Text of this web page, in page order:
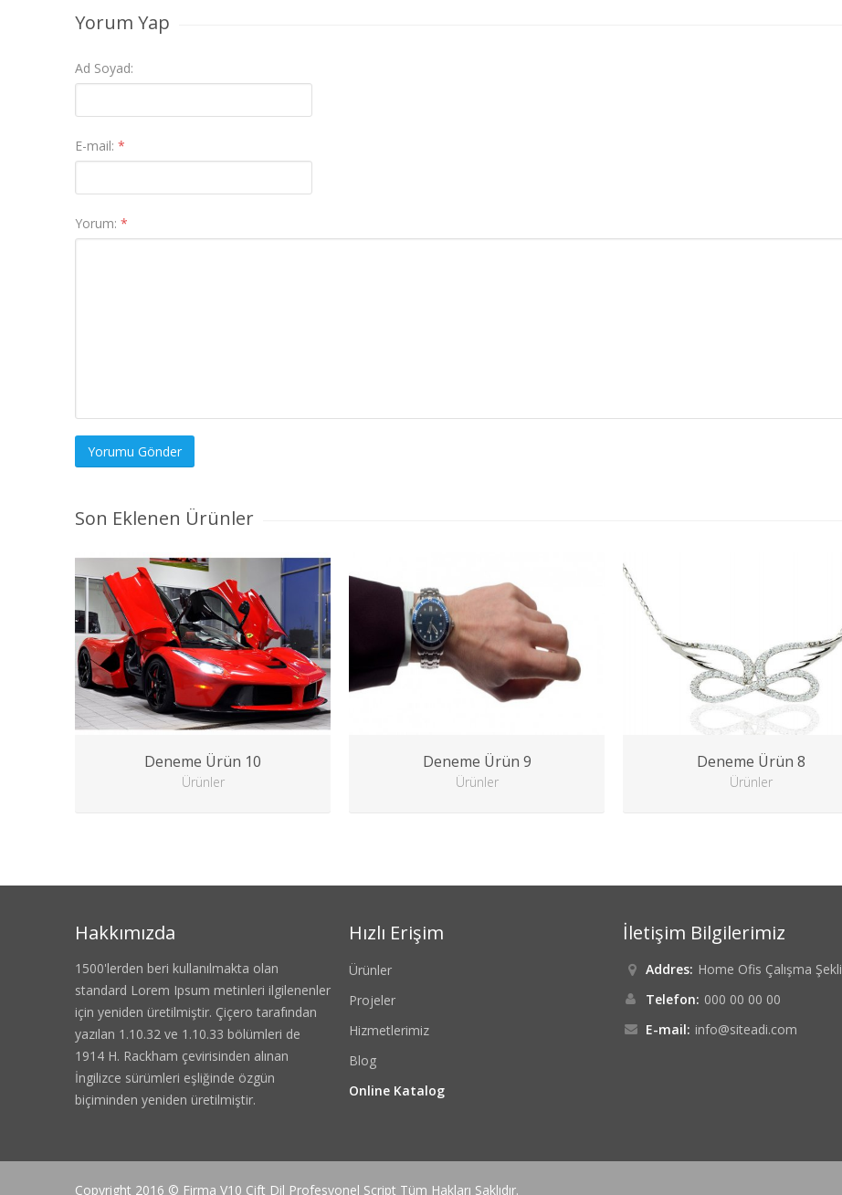
Yorum Yap
Ad Soyad:
E-mail: *
Yorum: *
Son Eklenen Ürünler
Deneme Ürün 10
Ürünler
Deneme Ürün 9
Ürünler
Deneme Ürün 8
Ürünler
Hakkımızda
1500'lerden beri kullanılmakta olan
standard Lorem Ipsum metinleri ilgilenenler
için yeniden üretilmiştir. Çiçero tarafından
yazılan 1.10.32 ve 1.10.33 bölümleri de
1914 H. Rackham çevirisinden alınan
İngilizce sürümleri eşliğinde özgün
biçiminden yeniden üretilmiştir.
Hızlı Erişim
Ürünler
Projeler
Hizmetlerimiz
Blog
Online Katalog
İletişim Bilgilerimiz
Addres: Home Ofis Çalışma Şekli
Telefon: 000 00 00 00
E-mail: info@siteadi.com
Copyright 2016 © Firma V10 Çift Dil Profesyonel Script Tüm Hakları Saklıdır.